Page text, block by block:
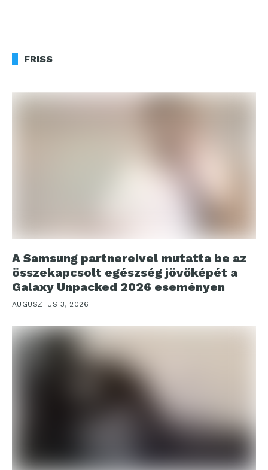
FRISS
A Samsung partnereivel mutatta be az
összekapcsolt egészség jövőképét a
Galaxy Unpacked 2026 eseményen
AUGUSZTUS 3, 2026